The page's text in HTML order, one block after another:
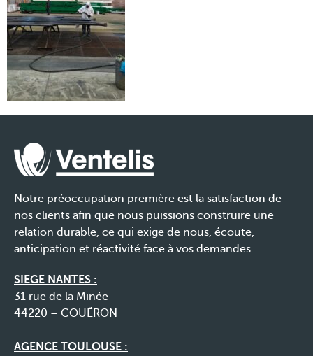
Notre préoccupation première est la satisfaction de
nos clients afin que nous puissions construire une
relation durable, ce qui exige de nous, écoute,
anticipation et réactivité face à vos demandes.
SIEGE NANTES :
31 rue de la Minée
44220 – COUËRON
AGENCE TOULOUSE :